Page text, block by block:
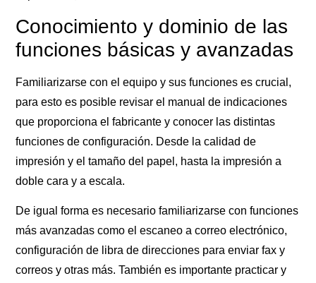
Conocimiento y dominio de las
funciones básicas y avanzadas
Familiarizarse con el equipo y sus funciones es crucial,
para esto es posible revisar el manual de indicaciones
que proporciona el fabricante y conocer las distintas
funciones de configuración. Desde la calidad de
impresión y el tamaño del papel, hasta la impresión a
doble cara y a escala.
De igual forma es necesario familiarizarse con funciones
más avanzadas como el escaneo a correo electrónico,
configuración de libra de direcciones para enviar fax y
correos y otras más. También es importante practicar y